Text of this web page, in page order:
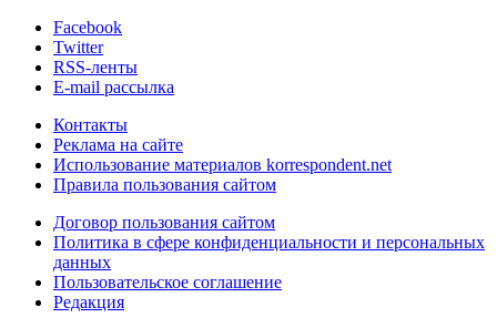
Facebook
Twitter
RSS-ленты
E-mail рассылка
Контакты
Реклама на сайте
Использование материалов korrespondent.net
Правила пользования сайтом
Договор пользования сайтом
Политика в сфере конфиденциальности и персональных
данных
Пользовательское соглашение
Редакция